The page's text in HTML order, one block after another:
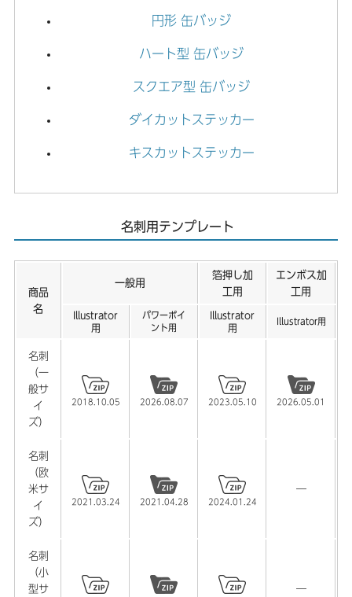
【卓上カレンダー】2026年 卓上カレンダーの取り扱いが
終了しました。
2026.01.06
た。
開しました。
2025.11.20
【名刺】カードサイズ用テンプレートを公開しました。
2025.10.29
【年賀状】2026年 午年 年賀状用テンプレートを公開しま
2025.10.23
【コースター】Illustrator用テンプレートを公開しまし
【ポスターカレンダー】Illustrator用テンプレートを更新
しました。
円形 缶バッジ
ハート型 缶バッジ
スクエア型 缶バッジ
ダイカットステッカー
キスカットステッカー
名刺用テンプレート
商品
名
一般用
箔押し加
工用
エンボス加
工用
Illustrator
用
パワーポイ
ント用
Illustrator
用
Illustrator用
名刺
（一
般サ
イ
ズ）
2018.10.05 2026.08.07 2023.05.10 2026.05.01
名刺
（欧
米サ
イ
ズ）
2021.03.24 2021.04.28 2024.01.24
―
名刺
（小
型サ
―